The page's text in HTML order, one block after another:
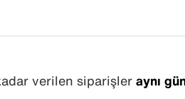
verilen siparişleraynı